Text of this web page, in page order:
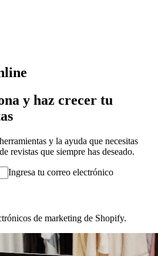
y haz crecer tu
y la ayuda que necesitas
revistas que siempre has deseado.
Ingresa tu correo electrónico
de marketing de Shopify.